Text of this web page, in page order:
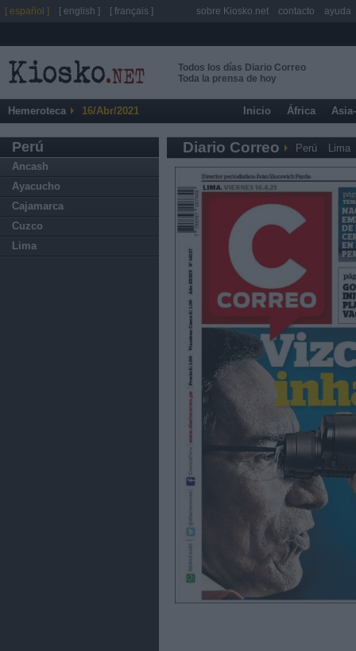
Todos los días Diario Correo
Toda la prensa de hoy
Hemeroteca 16/Abr/2021 Inicio África
Perú
Ancash
Ayacucho
Cajamarca
Cuzco
Lima
Diario Correo Perú Lima
[ español ] [ english ] [ français ] sobre Kiosko.net contacto ayuda